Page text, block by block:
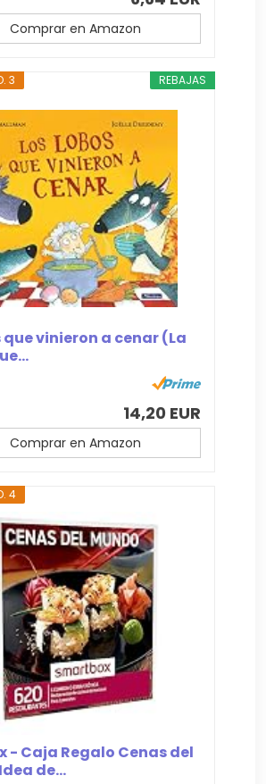
Comprar en Amazon
REBAJAS
3
que vinieron a cenar (La
14,20 EUR
Comprar en Amazon
4
- Caja Regalo Cenas del
de...